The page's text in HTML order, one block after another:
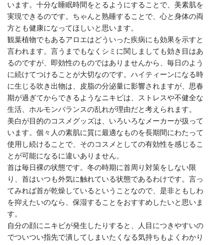
います。十分な睡眠時間をとるようにすることで、美素肌を
実現できるのです。ちゃんと熟睡することで、心と身体の両
方とも健康になってほしいと思います。
観葉植物でもあるアロエはどういった疾病にも効果を示すと
言われます。言うまでもなくシミに関しましても効き目はあ
るのですが、即効性のものではありませんから、毎日のよう
に続けてつけることが大切なのです。ハイティーンになる時
に生じる吹き出物は、皮脂の分泌量に影響されますが、思春
期が過ぎてからできるようなニキビは、ストレスや不健全な
生活、ホルモンバランスの乱れが理由だと考えられます。
美白が目的のコスメグッズは、いろいろなメーカーが扱って
います。個々人の素肌に質に最適なものを長期間にわたって
使用し続けることで、そのコスメとしての有効性を感じるこ
とが可能になるに違いありません。
首は毎日裸の状態です。冬の時期に首周り対策をしない限
り、首はいつも外気に触れている状態であるわけです。言っ
てみれば首が乾燥しているということなので、是非ともしわ
を抑えたいのなら、保湿することをおすすめしたいと思いま
す。
自分の顔にニキビが発生したりすると、人目につきやすいの
でついつい指先で潰してしまいたくなる気持ちもよくわかり